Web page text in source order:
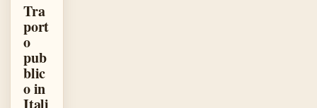
Tra
port
o
pub
blic
o in